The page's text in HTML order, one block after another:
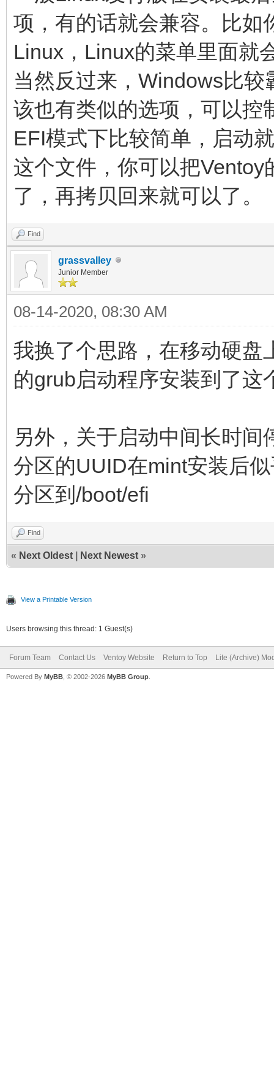
项，有的话就会兼容。比如
Linux，Linux的菜单里面就
当然反过来，Windows比
该也有类似的选项，可以控
EFI模式下比较简单，启动
这个文件，你可以把
了，再拷贝回来就可以了。
Find
grassvalley
Junior Member
08-14-2020, 08:30 AM
我换了个思路，在移动硬盘
的grub启动程序安装到了这
另外，关于启动中间长时
分区的UUID在mint安装后
分区到/boot/efi
Find
« Next Oldest Next Newest »
View a Printable Version
Users browsing this thread: 1 Guest(s)
Forum Team Contact Us Ventoy Website Return to Top Lite (Archive)
Powered By MyBB , © 2002-2026 MyBB Group